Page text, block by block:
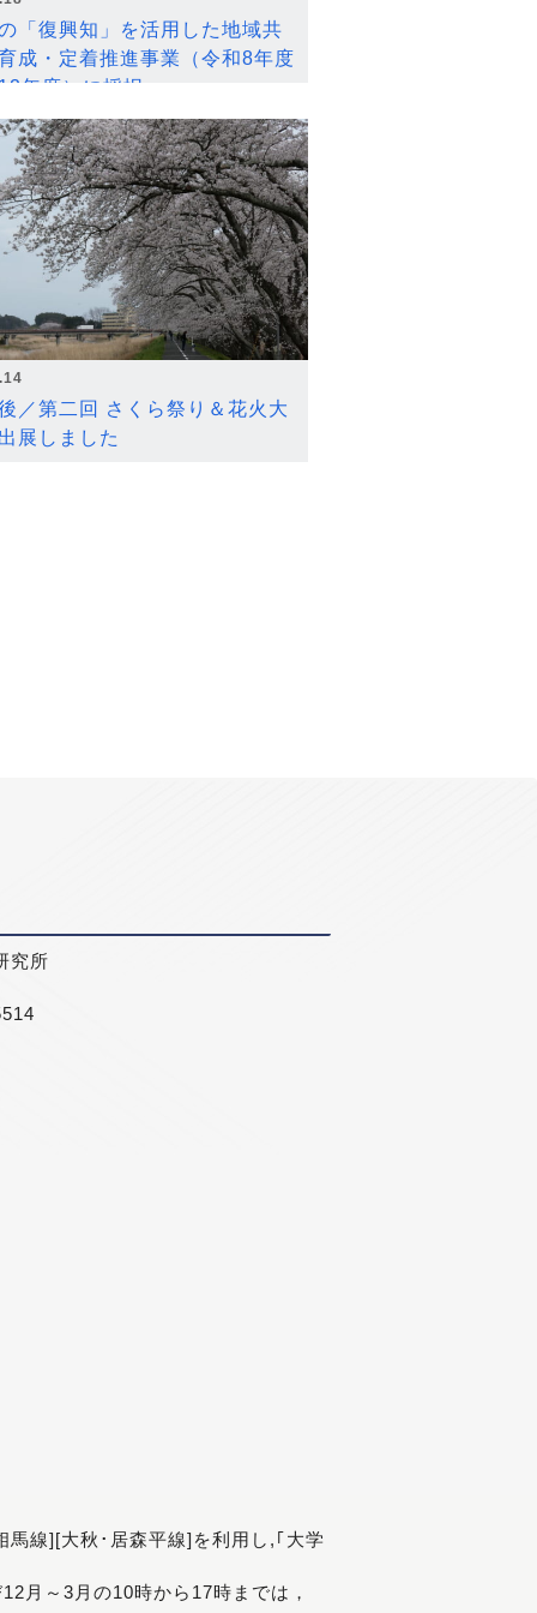
「復興知」を活用した地域共
成・定着推進事業（令和8年度
年度）に採択
／第二回 さくら祭り＆花火大
展しました
究所
線][大秋･居森平線]を利用し,｢大学
月～3月の10時から17時までは，